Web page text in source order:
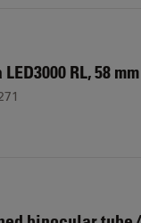
RL, 58 mm